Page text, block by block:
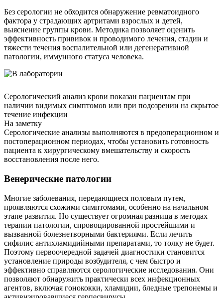
Без серологии не обходится обнаружение ревматоидного
фактора у страдающих артритами взрослых и детей,
выяснение группы крови. Методика позволяет оценить
эффективность прививок и проводимого лечения, стадии и
тяжести течения воспалительной или дегенеративной
патологии, иммунного статуса человека.
Серологический анализ крови показан пациентам при
наличии видимых симптомов или при подозрении на скрытое
течение инфекции
На заметку
Серологические анализы выполняются в предоперационном и
постоперационном периодах, чтобы установить готовность
пациента к хирургическому вмешательству и скорость
восстановления после него.
Венерические патологии
Многие заболевания, передающиеся половым путем,
проявляются схожими симптомами, особенно на начальном
этапе развития. Но существует огромная разница в методах
терапии патологии, спровоцированной простейшими и
вызванной болезнетворными бактериями. Если лечить
сифилис антихламидийными препаратами, то толку не будет.
Поэтому первоочередной задачей диагностики становится
установление природы возбудителя, с чем быстро и
эффективно справляются серологические исследования. Они
позволяют обнаружить практически всех инфекционных
агентов, включая гонококки, хламидии, бледные трепонемы и